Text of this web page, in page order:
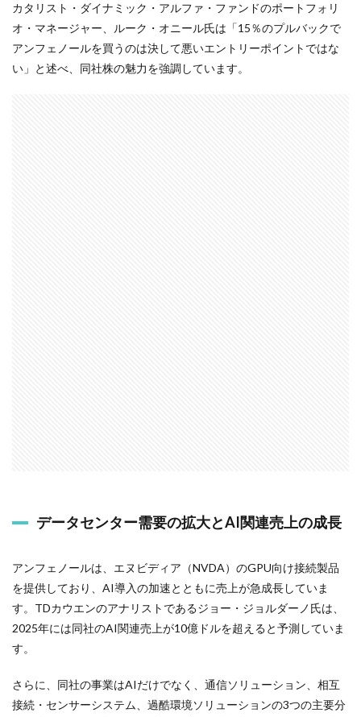
カタリスト・ダイナミック・アルファ・ファンドのポートフォリ
オ・マネージャー、ルーク・オニール氏は「15％のプルバックで
アンフェノールを買うのは決して悪いエントリーポイントではな
い」と述べ、同社株の魅力を強調しています。
データセンター需要の拡大とAI関連売上の成長
アンフェノールは、エヌビディア（NVDA）のGPU向け接続製品
を提供しており、AI導入の加速とともに売上が急成長していま
す。TDカウエンのアナリストであるジョー・ジョルダーノ氏は、
2025年には同社のAI関連売上が10億ドルを超えると予測していま
す。
さらに、同社の事業はAIだけでなく、通信ソリューション、相互
接続・センサーシステム、過酷環境ソリューションの3つの主要分